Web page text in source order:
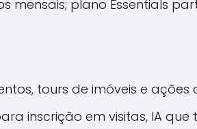
mensais; plano Essentials
tours de imóveis e ações
inscrição em visitas, IA